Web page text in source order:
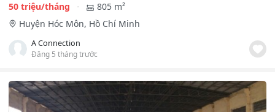
50 triệu/tháng
805 m²
Huyện Hóc Môn, Hồ Chí Minh
A Connection
Đăng 5 tháng trước